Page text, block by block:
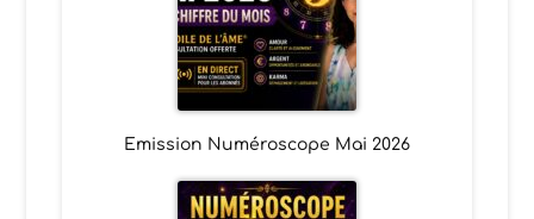
Emission Numéroscope Mai 2026